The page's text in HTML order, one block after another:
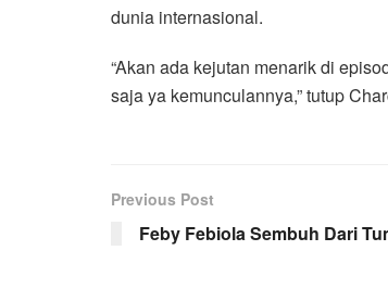
dunia internasional.
“Akan ada kejutan menarik di
saja ya kemunculannya,” tutup
Previous Post
Feby Febiola Sembuh Dari